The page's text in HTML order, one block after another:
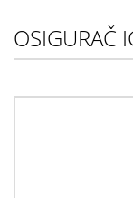
OSIGURAČ